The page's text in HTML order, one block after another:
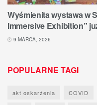
Wyśmienita wystawa w
Immersive Exhibition”
9 MARCA, 2026
POPULARNE TAGI
akt oskarżenia COVID